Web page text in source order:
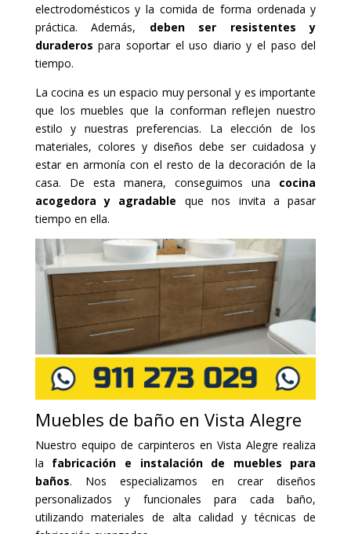
electrodomésticos y la comida de forma ordenada y
práctica. Además, deben ser resistentes y
duraderos para soportar el uso diario y el paso del
tiempo.
La cocina es un espacio muy personal y es importante
que los muebles que la conforman reflejen nuestro
estilo y nuestras preferencias. La elección de los
materiales, colores y diseños debe ser cuidadosa y
estar en armonía con el resto de la decoración de la
casa. De esta manera, conseguimos una cocina
acogedora y agradable que nos invita a pasar
tiempo en ella.
Muebles de baño en Vista Alegre
Nuestro equipo de carpinteros en Vista Alegre realiza
la fabricación e instalación de muebles para
baños. Nos especializamos en crear diseños
personalizados y funcionales para cada baño,
utilizando materiales de alta calidad y técnicas de